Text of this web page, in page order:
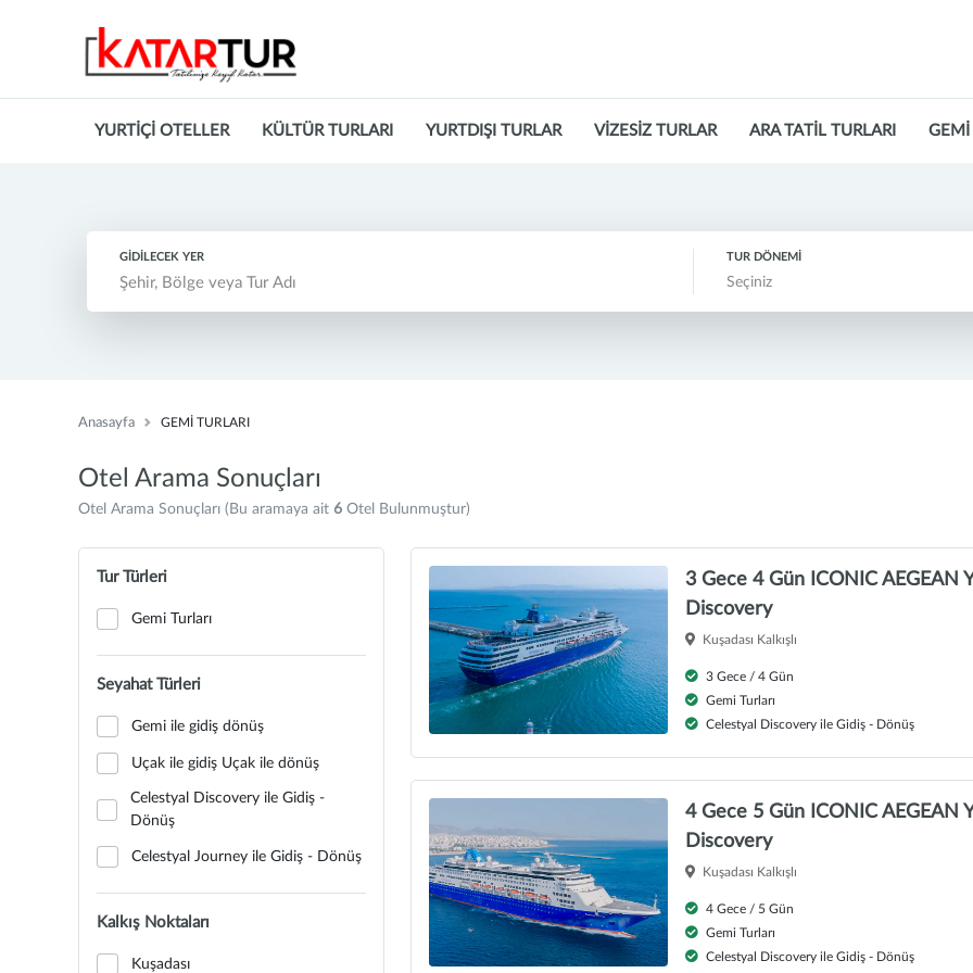
YURTİÇİ OTELLER KÜLTÜR TURLARI YURTDIŞI TURLAR VİZESİZ TURLAR ARA TATİL TURLARI GEMİ
GİDİLECEK YER TUR DÖNEMİ
Anasayfa GEMİ TURLARI
Otel Arama Sonuçları
Otel Arama Sonuçları (Bu aramaya ait 6 Otel Bulunmuştur)
Tur Türleri
Gemi Turları
Seyahat Türleri
Gemi ile gidiş dönüş
Uçak ile gidiş Uçak ile dönüş
Celestyal Discovery ile Gidiş -
Dönüş
Celestyal Journey ile Gidiş - Dönüş
Kalkış Noktaları
Kuşadası
3 Gece 4 Gün ICONIC AEGEAN
Discovery
Kuşadası Kalkışlı
3 Gece / 4 Gün
Gemi Turları
Celestyal Discovery ile Gidiş - Dönüş
4 Gece 5 Gün ICONIC AEGEAN
Discovery
Kuşadası Kalkışlı
4 Gece / 5 Gün
Gemi Turları
Celestyal Discovery ile Gidiş - Dönüş